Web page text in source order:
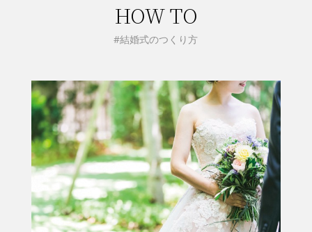
HOW TO
#結婚式のつくり方